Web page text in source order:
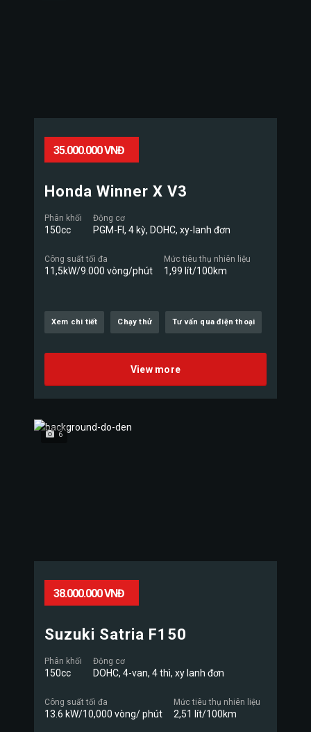
35.000.000 VNĐ
Honda Winner X V3
Phân khối
150cc
Động cơ
PGM-FI, 4 kỳ, DOHC, xy-lanh đơn
Công suất tối đa
11,5kW/9.000 vòng/phút
Mức tiêu thụ nhiên liệu
1,99 lít/100km
Xem chi tiết Chạy thử Tư vấn qua điện thoại
View more
6
38.000.000 VNĐ
Suzuki Satria F150
Phân khối
150cc
Động cơ
DOHC, 4-van, 4 thì, xy lanh đơn
Công suất tối đa
13.6 kW/10,000 vòng/ phút
Mức tiêu thụ nhiên liệu
2,51 lít/100km